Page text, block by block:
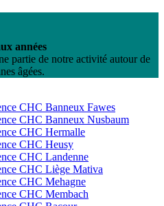
années
partie de notre activité autour de
âgées.
CHC Banneux Fawes
CHC Banneux Nusbaum
CHC Hermalle
CHC Heusy
CHC Landenne
CHC Liège Mativa
CHC Mehagne
CHC Membach